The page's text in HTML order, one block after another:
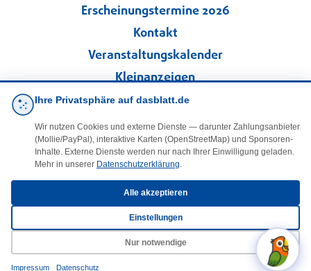
Erscheinungstermine 2026
Kontakt
Veranstaltungskalender
Kleinanzeigen
Folgen Sie uns!
facebook
E-Mail
Ihre Privatsphäre auf dasblatt.de
Wir nutzen Cookies und externe Dienste — darunter Zahlungsanbieter
(Mollie/PayPal), interaktive Karten (OpenStreetMap) und Sponsoren-
Inhalte. Externe Dienste werden nur nach Ihrer Einwilligung geladen.
Mehr in unserer Datenschutzerklärung.
Alle akzeptieren
Einstellungen
Nur notwendige
Impressum · Datenschutz